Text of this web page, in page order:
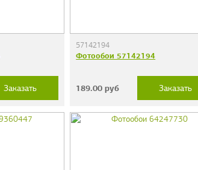
Заказать
57142194
Фотообои 57142194
189.00 руб Заказать